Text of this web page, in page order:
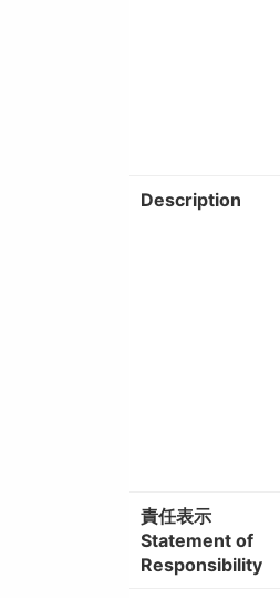
Description
責任表示
Statement of
Responsibility